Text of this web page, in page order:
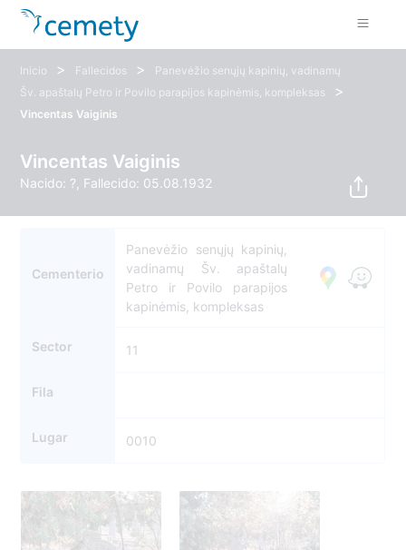
Inicio > Fallecidos >
Panevėžio senųjų kapinių, vadinamų
Šv. apaštalų Petro ir Povilo parapijos kapinėmis, kompleksas
>
Vincentas Vaiginis
Vincentas Vaiginis
Nacido: ?, Fallecido: 05.08.1932
Cementerio
Panevėžio senųjų kapinių,
vadinamų Šv. apaštalų
Petro ir Povilo parapijos
kapinėmis, kompleksas
Sector 11
Fila
Lugar 0010